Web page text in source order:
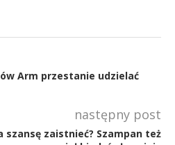
Arm przestanie udzielać
następny post
szansę zaistnieć? Szampan też